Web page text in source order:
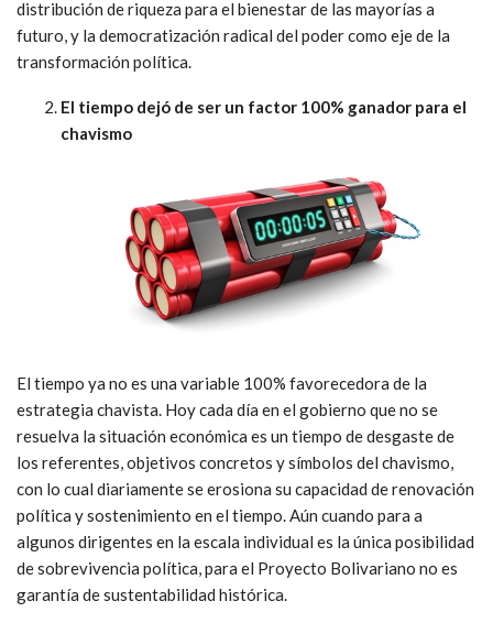
distribución de riqueza para el bienestar de las mayorías a
futuro, y la democratización radical del poder como eje de la
transformación política.
El tiempo dejó de ser un factor 100% ganador para el
chavismo
El tiempo ya no es una variable 100% favorecedora de la
estrategia chavista. Hoy cada día en el gobierno que no se
resuelva la situación económica es un tiempo de desgaste de
los referentes, objetivos concretos y símbolos del chavismo,
con lo cual diariamente se erosiona su capacidad de renovación
política y sostenimiento en el tiempo. Aún cuando para a
algunos dirigentes en la escala individual es la única posibilidad
de sobrevivencia política, para el Proyecto Bolivariano no es
garantía de sustentabilidad histórica.